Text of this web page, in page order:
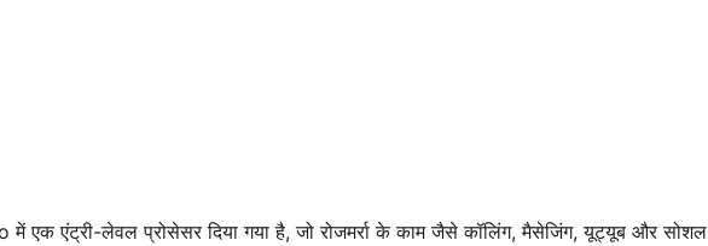
एक एंट्री-लेवल प्रोसेसर दिया गया है, जो रोजमर्रा के काम जैसे कॉलिंग, मैसेजिंग, यूट्यूब और सोशल